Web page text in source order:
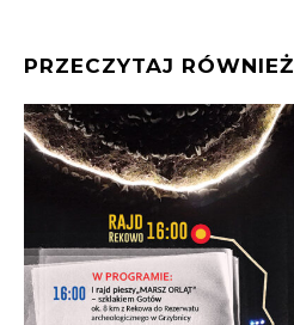
PRZECZYTAJ RÓWNIEŻ